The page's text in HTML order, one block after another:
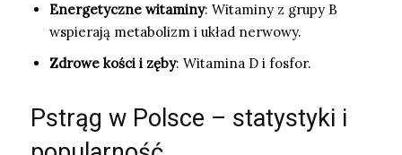
Energetyczne witaminy: Witaminy z grupy B
wspierają metabolizm i układ nerwowy.
Zdrowe kości i zęby: Witamina D i fosfor.
Pstrąg w Polsce – statystyki i